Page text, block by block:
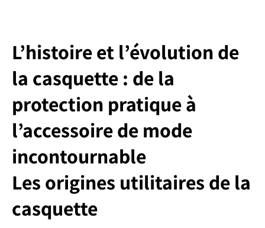
L’histoire et l’évolution de
la casquette : de la
protection pratique à
l’accessoire de mode
incontournable
Les origines utilitaires de la
casquette